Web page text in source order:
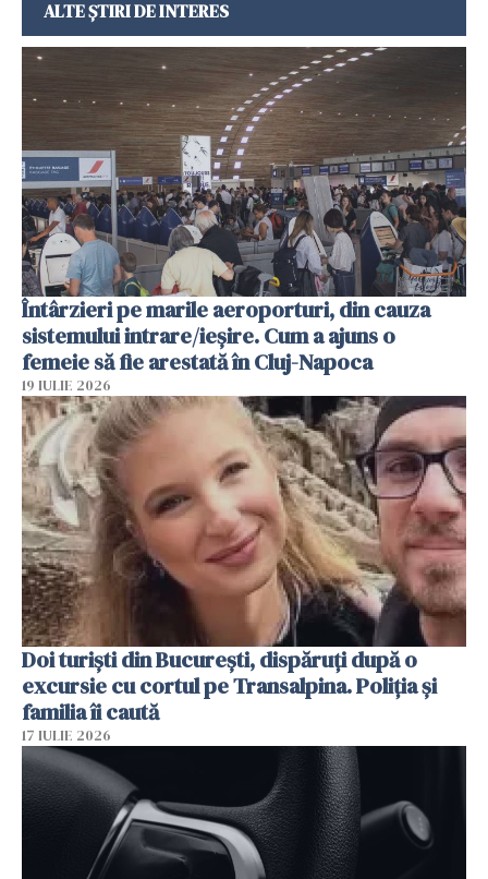
ALTE ȘTIRI DE INTERES
Întârzieri pe marile aeroporturi, din cauza
sistemului intrare/ieșire. Cum a ajuns o
femeie să fie arestată în Cluj-Napoca
19 IULIE 2026
Doi turiști din București, dispăruți după o
excursie cu cortul pe Transalpina. Poliția și
familia îi caută
17 IULIE 2026